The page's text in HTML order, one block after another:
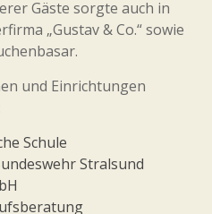
Gäste sorgte auch in
„Gustav & Co.“ sowie
und Einrichtungen
Schule
Stralsund